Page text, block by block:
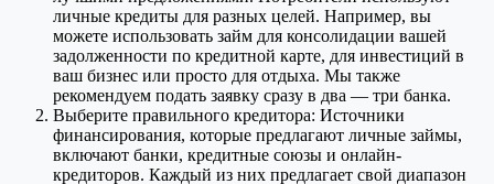
личные кредиты для разных целей. Например, вы
можете использовать займ для консолидации вашей
задолженности по кредитной карте, для инвестиций в
ваш бизнес или просто для отдыха. Мы также
рекомендуем подать заявку сразу в два — три банка.
Выберите правильного кредитора: Источники
финансирования, которые предлагают личные займы,
включают банки, кредитные союзы и онлайн-
кредиторов. Каждый из них предлагает свой диапазон